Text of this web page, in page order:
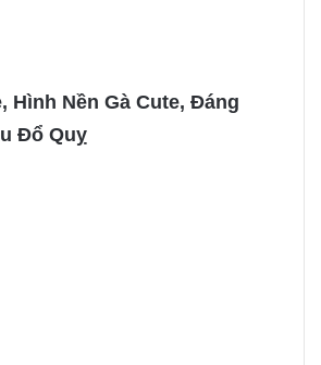
Hình Nền Gà Cute, Đáng
Đổ Quỵ